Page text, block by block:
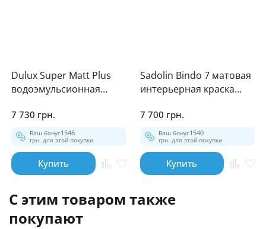
Dulux Super Matt Plus
водоэмульсионная
7 730 грн.
Ваш бонус1546
грн. для этой покупки
Купить
Sadolin Bindo 7 матовая
интерьерная краска
7 700 грн.
Ваш бонус1540
грн. для этой покупки
Купить
С этим товаром также
покупают